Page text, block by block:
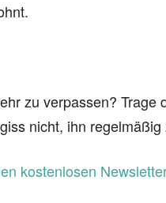
zu verpassen? Trage
nicht, ihn regelmäßig
kostenlosen